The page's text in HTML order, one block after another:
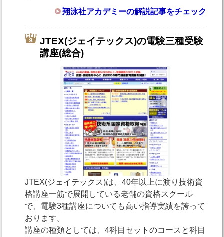
翔泳社アカデミーの解説記事をチェック
JTEX(ジェイテックス)の電験三種受験
講座(総合)
JTEX(ジェイテックス)は、40年以上に渡り技術資
格講座一筋で展開している老舗の資格スクール
で、電験3種講座についても高い指導実績を誇って
おります。
講座の種類としては、4科目セットのコースと科目